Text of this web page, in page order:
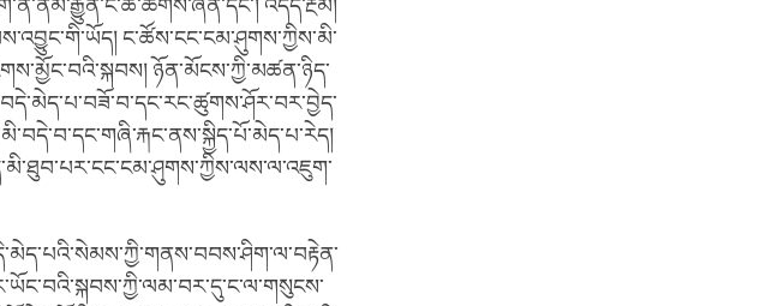
འདོད་རྔམ།
ང་ཚོས་ངང་ངམ་ཤུགས་ཀྱིས་མི་
ཉོན་མོངས་ཀྱི་མཚན་ཉིད་